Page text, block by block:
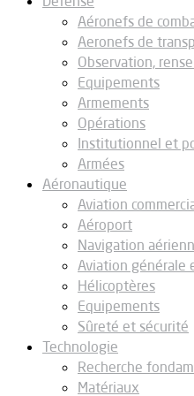
Aéronefs de
Aeronefs de
Observation,
Equipements
Armements
Opérations
Institutionnel et
Armées
Aéronautique
Aviation
Aéroport
Navigation
Aviation générale
Hélicoptères
Equipements
Sûreté et sécurité
Technologie
Recherche
Matériaux